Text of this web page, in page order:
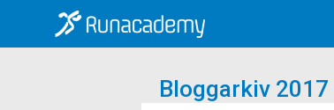
Bloggarkiv 2017